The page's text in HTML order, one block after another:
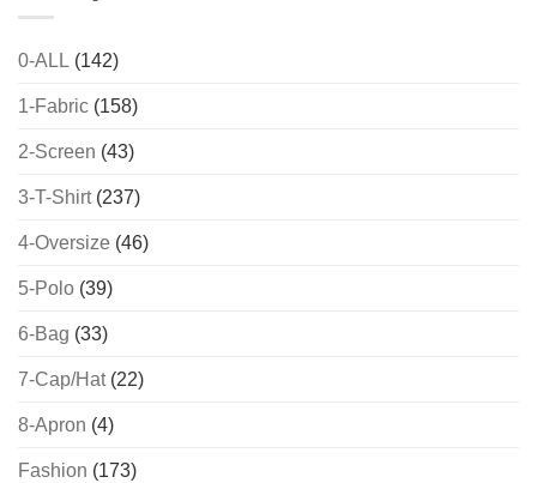
0-ALL (142)
1-Fabric (158)
2-Screen (43)
3-T-Shirt(237)
4-Oversize (46)
5-Polo (39)
6-Bag (33)
7-Cap/Hat(22)
8-Apron (4)
Fashion (173)